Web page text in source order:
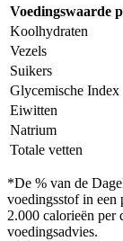
Voedingswaarde
Koolhydraten
Vezels
Suikers
Glycemische Index
Eiwitten
Natrium
Totale vetten
*De % van de
voedingsstof in een
2.000 calorieën per
voedingsadvies.